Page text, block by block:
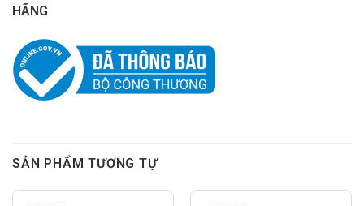
HÃNG
SẢN PHẨM TƯƠNG TỰ